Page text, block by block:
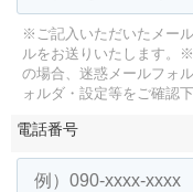
※ご記入いただいたメー
ルをお送りいたします。
の場合、迷惑メールフォ
ォルダ・設定等をご確認下
電話番号